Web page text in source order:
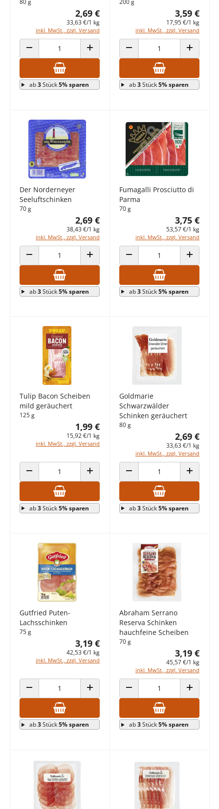
2,69 €
33,63 €/1 kg
inkl. MwSt., zzgl. Versand
ANZAHL VERRINGERN ANZAHL ERHÖHEN
ab3Stück5% sparen
3,59 €
17,95 €/1 kg
inkl. MwSt., zzgl. Versand
ANZAHL VERRINGERN ANZAHL
ab3Stück5% sparen
Der Norderneyer
Seeluftschinken
70 g
2,69 €
38,43 €/1 kg
inkl. MwSt., zzgl. Versand
ANZAHL VERRINGERN ANZAHL ERHÖHEN
ab3Stück5% sparen
Fumagalli Prosciutto di
Parma
70 g
3,75 €
53,57 €/1 kg
inkl. MwSt., zzgl. Versand
ANZAHL VERRINGERN ANZAHL
ab3Stück5% sparen
Tulip Bacon Scheiben
mild geräuchert
125 g
1,99 €
15,92 €/1 kg
inkl. MwSt., zzgl. Versand
ANZAHL VERRINGERN ANZAHL ERHÖHEN
ab3Stück5% sparen
Goldmarie
Schwarzwälder
Schinken geräuchert
80 g
2,69 €
33,63 €/1 kg
inkl. MwSt., zzgl. Versand
ANZAHL VERRINGERN ANZAHL
ab3Stück5% sparen
Gutfried Puten-
Lachsschinken
75 g
3,19 €
42,53 €/1 kg
inkl. MwSt., zzgl. Versand
ANZAHL VERRINGERN ANZAHL ERHÖHEN
ab3Stück5% sparen
Abraham Serrano
Reserva Schinken
hauchfeine Scheiben
70 g
3,19 €
45,57 €/1 kg
inkl. MwSt., zzgl. Versand
ANZAHL VERRINGERN ANZAHL
ab3Stück5% sparen